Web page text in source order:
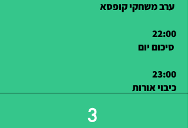
22:00
23:00
כיבוי אורות
3